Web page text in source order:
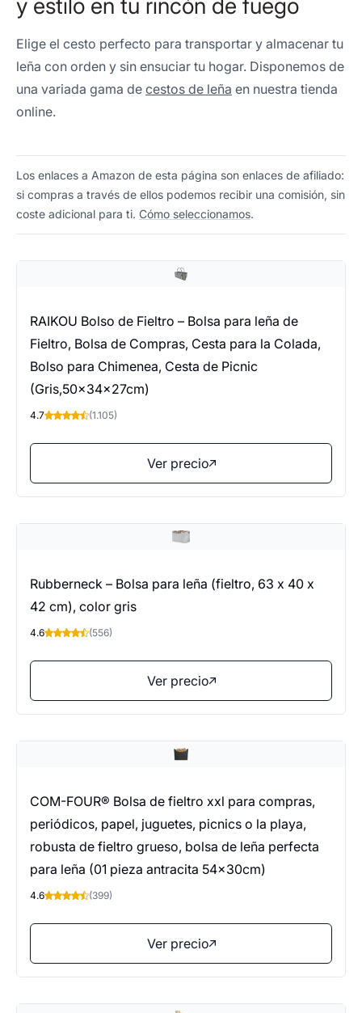
y estilo en tu rincón de fuego
Elige el cesto perfecto para transportar y almacenar tu
leña con orden y sin ensuciar tu hogar. Disponemos de
una variada gama de cestos de leña en nuestra tienda
online.
Los enlaces a Amazon de esta página son enlaces de afiliado:
si compras a través de ellos podemos recibir una comisión, sin
coste adicional para ti. Cómo seleccionamos.
RAIKOU Bolso de Fieltro – Bolsa para leña de
Fieltro, Bolsa de Compras, Cesta para la Colada,
Bolso para Chimenea, Cesta de Picnic
(Gris,50x34x27cm)
4.7 (1.105)
Ver precio
Rubberneck – Bolsa para leña (fieltro, 63 x 40 x
42 cm), color gris
4.6 (556)
Ver precio
COM-FOUR® Bolsa de fieltro xxl para compras,
periódicos, papel, juguetes, picnics o la playa,
robusta de fieltro grueso, bolsa de leña perfecta
para leña (01 pieza antracita 54x30cm)
4.6 (399)
Ver precio